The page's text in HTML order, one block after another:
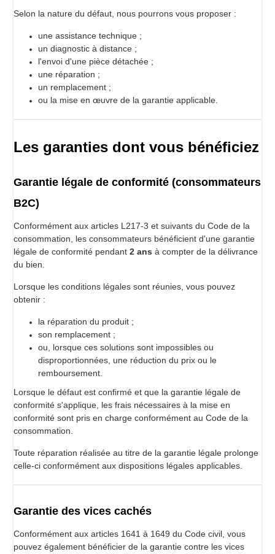
Selon la nature du défaut, nous pourrons vous proposer :
une assistance technique ;
un diagnostic à distance ;
l'envoi d'une pièce détachée ;
une réparation ;
un remplacement ;
ou la mise en œuvre de la garantie applicable.
Les garanties dont vous bénéficiez
Garantie légale de conformité (consommateurs
B2C)
Conformément aux articles L217-3 et suivants du Code de la
consommation, les consommateurs bénéficient d'une garantie
légale de conformité pendant 2 ans à compter de la délivrance
du bien.
Lorsque les conditions légales sont réunies, vous pouvez
obtenir :
la réparation du produit ;
son remplacement ;
ou, lorsque ces solutions sont impossibles ou
disproportionnées, une réduction du prix ou le
remboursement.
Lorsque le défaut est confirmé et que la garantie légale de
conformité s'applique, les frais nécessaires à la mise en
conformité sont pris en charge conformément au Code de la
consommation.
Toute réparation réalisée au titre de la garantie légale prolonge
celle-ci conformément aux dispositions légales applicables.
Garantie des vices cachés
Conformément aux articles 1641 à 1649 du Code civil, vous
pouvez également bénéficier de la garantie contre les vices